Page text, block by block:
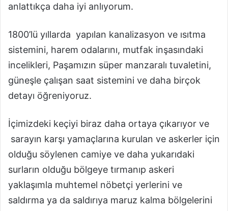
anlattıkça daha iyi anlıyorum.
1800’lü yıllarda yapılan kanalizasyon ve ısıtma
sistemini, harem odalarını, mutfak inşasındaki
incelikleri, Paşamızın süper manzaralı tuvaletini,
güneşle çalışan saat sistemini ve daha birçok
detayı öğreniyoruz.
İçimizdeki keçiyi biraz daha ortaya çıkarıyor ve
sarayın karşı yamaçlarına kurulan ve askerler için
olduğu söylenen camiye ve daha yukarıdaki
surların olduğu bölgeye tırmanıp askeri
yaklaşımla muhtemel nöbetçi yerlerini ve
saldırma ya da saldırıya maruz kalma bölgelerini